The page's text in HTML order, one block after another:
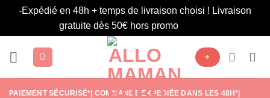
-Expédié en 48h + temps de livraison choisi ! Livraison
gratuite dès 50€ hors promo
+
PAIEMENT SÉCURISÉ*| COMMANDE EXPÉDIÉE DANS LES 48H*|